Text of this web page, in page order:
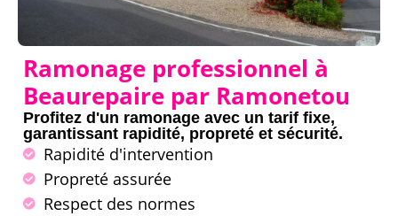
Ramonage professionnel à
Beaurepaire par Ramonetou
Profitez d'un ramonage avec un tarif fixe,
garantissant rapidité, propreté et sécurité.
Rapidité d'intervention
Propreté assurée
Respect des normes